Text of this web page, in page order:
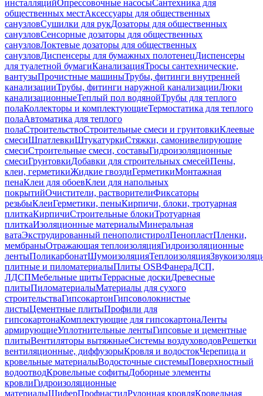
инсталляцийОпрессовочные насосыСантехника для
общественных местАксессуары для общественных
санузловСушилки для рукДозаторы для общественных
санузловСенсорные дозаторы для общественных
санузловЛоктевые дозаторы для общественных
санузловДиспенсеры для бумажных полотенецДиспенсеры
для туалетной бумагиКанализацияТросы сантехнические,
вантузыПрочистные машиныТрубы, фитинги внутренней
канализацииТрубы, фитинги наружной канализацииЛюки
канализационныеТеплый пол водянойТрубы для теплого
полаКоллекторы и комплектующиеТермостатика для теплого
полаАвтоматика для теплого
полаСтроительствоСтроительные смеси и грунтовкиКлеевые
смесиШпатлевкиШтукатуркиСтяжки, самонивелирующие
смесиСтроительные смеси, составыГидроизоляционные
смесиГрунтовкиДобавки для строительных смесейПены,
клеи, герметикиЖидкие гвоздиГерметикиМонтажная
пенаКлеи для обоевКлеи для напольных
покрытийОчистители, растворителиФиксаторы
резьбыКлеиГерметики, пеныКирпичи, блоки, тротуарная
плиткаКирпичиСтроительные блокиТротуарная
плиткаИзоляционные материалыМинеральная
ватаЭкструдированный пенополистиролПенопластПленки,
мембраныОтражающая теплоизоляцияГидроизоляционные
лентыПоликарбонатШумоизоляцияТеплоизоляция
плитные и пиломатериалыПлиты OSBФанераДСП,
ЛДСПМебельные щитыТеррасные доскиДревесные
плитыПиломатериалыМатериалы для сухого
строительстваГипсокартонГипсоволокнистые
листыЦементные плитыПрофили для
гипсокартонаКомплектующие для гипсокартонаЛенты
армирующиеУплотнительные лентыГипсовые и цементные
плитыВентиляторы вытяжныеСистемы воздуховодовРешетки
вентиляционные, диффузорыКровля и водостокЧерепица и
кровельные материалыВодосточные системыПоверхностный
водоотводКровельные софитыДоборные элементы
кровлиГидроизоляционные
материалыШиферПрофнастилРулонная кровляКровельная